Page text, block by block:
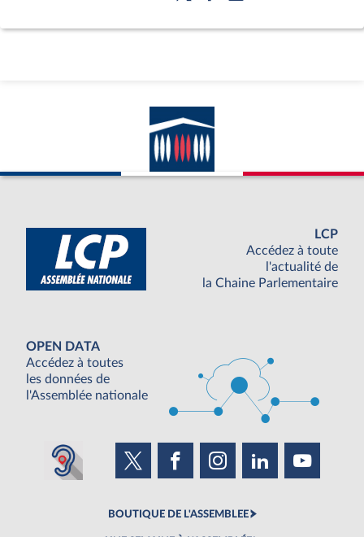
LCP
Accédez à toute
l'actualité de
la Chaine Parlementaire
OPEN DATA
Accédez à toutes
les données de
l'Assemblée nationale
BOUTIQUE DE L'ASSEMBLEE